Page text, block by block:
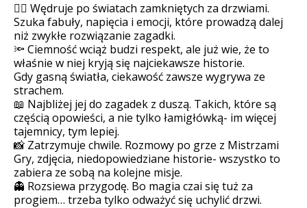
🕵️‍♀️ Wędruje po światach zamkniętych za drzwiami.
Szuka fabuły, napięcia i emocji, które prowadzą dalej
niż zwykłe rozwiązanie zagadki.
🔦 Ciemność wciąż budzi respekt, ale już wie, że to
właśnie w niej kryją się najciekawsze historie.
Gdy gasną światła, ciekawość zawsze wygrywa ze
strachem.
📖 Najbliżej jej do zagadek z duszą. Takich, które są
częścią opowieści, a nie tylko łamigłówką- im więcej
tajemnicy, tym lepiej.
📸 Zatrzymuje chwile. Rozmowy po grze z Mistrzami
Gry, zdjęcia, niedopowiedziane historie- wszystko to
zabiera ze sobą na kolejne misje.
👻 Rozsiewa przygodę. Bo magia czai się tuż za
progiem… trzeba tylko odważyć się uchylić drzwi.